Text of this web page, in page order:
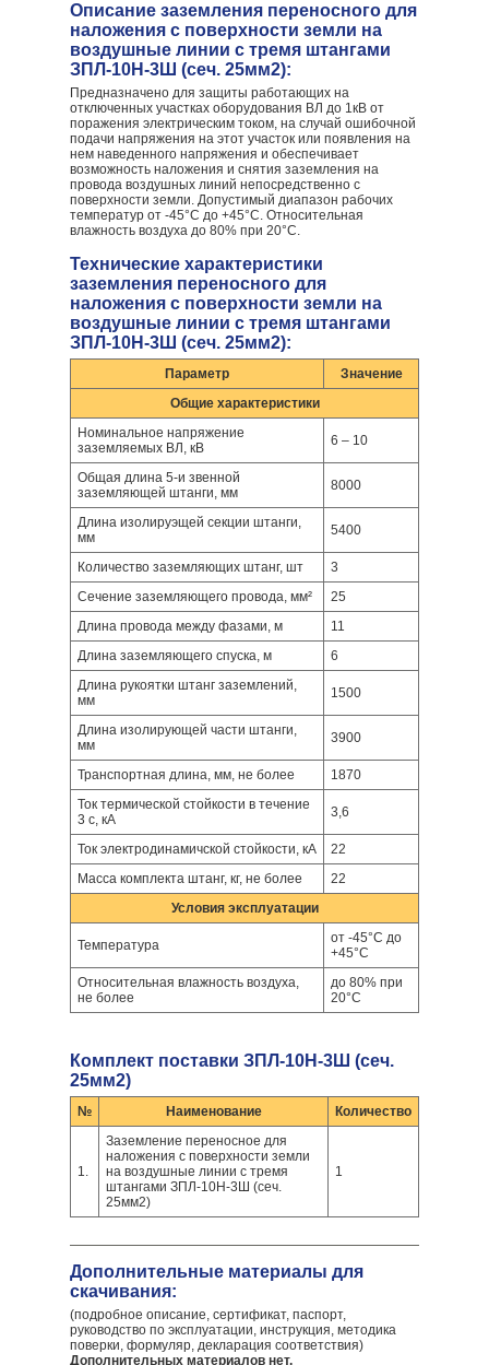
Описание заземления переносного для
наложения с поверхности земли на
воздушные линии с тремя штангами
ЗПЛ-10Н-3Ш (сеч. 25мм2):
Предназначено для защиты работающих на
отключенных участках оборудования ВЛ до 1кВ от
поражения электрическим током, на случай ошибочной
подачи напряжения на этот участок или появления на
нем наведенного напряжения и обеспечивает
возможность наложения и снятия заземления на
провода воздушных линий непосредственно с
поверхности земли. Допустимый диапазон рабочих
температур от -45°С до +45°С. Относительная
влажность воздуха до 80% при 20°С.
Технические характеристики
заземления переносного для
наложения с поверхности земли на
воздушные линии с тремя штангами
ЗПЛ-10Н-3Ш (сеч. 25мм2):
Параметр
Значение
Общие характеристики
Номинальное напряжение
заземляемых ВЛ, кВ
6 – 10
Общая длина 5-и звенной
заземляющей штанги, мм
8000
Длина изолируэщей секции штанги,
мм
5400
Количество заземляющих штанг, шт
3
Сечение заземляющего провода, мм²
25
Длина провода между фазами, м
11
Длина заземляющего спуска, м
6
Длина рукоятки штанг заземлений,
мм
1500
Длина изолирующей части штанги,
мм
3900
Транспортная длина, мм, не более
1870
Ток термической стойкости в течение
3 с, кА
3,6
Ток электродинамичской стойкости, кА
22
Масса комплекта штанг, кг, не более
22
Условия эксплуатации
Температура
от -45°С до
+45°С
Относительная влажность воздуха,
не более
до 80% при
20°С
Комплект поставки ЗПЛ-10Н-3Ш (сеч.
25мм2)
№ Наименование Количество
1.
Заземление переносное для
наложения с поверхности земли
на воздушные линии с тремя
штангами ЗПЛ-10Н-3Ш (сеч.
25мм2)
1
Дополнительные материалы для
скачивания:
(подробное описание, сертификат, паспорт,
руководство по эксплуатации, инструкция, методика
поверки, формуляр, декларация соответствия)
Дополнительных материалов нет.